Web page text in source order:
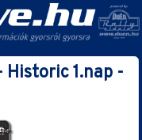
Historic 1.nap -